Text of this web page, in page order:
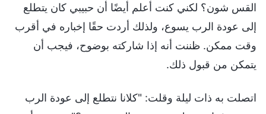
القس شون؟ لكني كنت أعلم أيضًا أن حبيبي كان يتطلع
إلى عودة الرب يسوع، ولذلك أردت حقًا إخباره في أقرب
وقت ممكن. ظننت أنه إذا شاركته بوضوح، فيجب أن
يتمكن من قبول ذلك.
اتصلت به ذات ليلة وقلت: "كلانا نتطلع إلى عودة الرب